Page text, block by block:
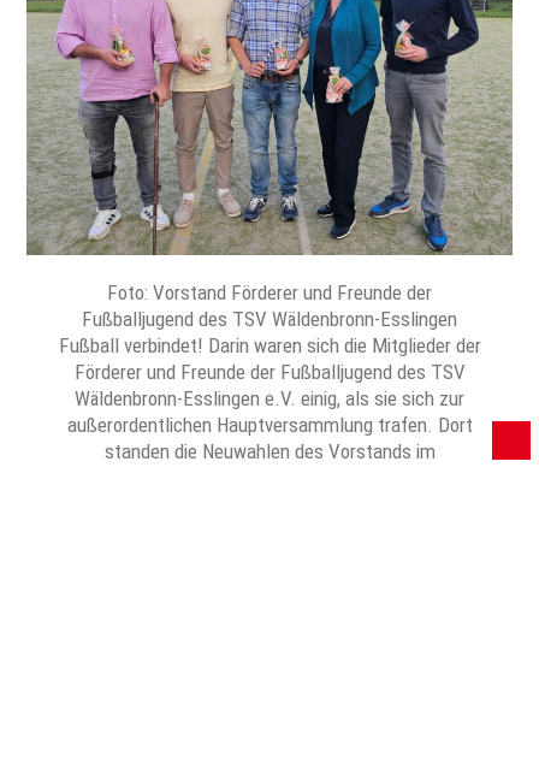
Foto: Vorstand Förderer und Freunde der
Fußballjugend des TSV Wäldenbronn-Esslingen
Fußball verbindet! Darin waren sich die Mitglieder der
Förderer und Freunde der Fußballjugend des TSV
Wäldenbronn-Esslingen e.V. einig, als sie sich zur
außerordentlichen Hauptversammlung trafen. Dort
standen die Neuwahlen des Vorstands im